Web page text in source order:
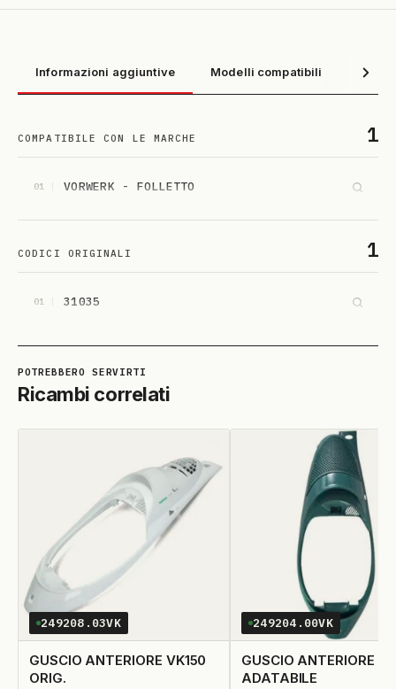
Informazioni aggiuntive Modelli compatibili
COMPATIBILE CON LE MARCHE 1
01 VORWERK - FOLLETTO
CODICI ORIGINALI 1
01 31035
Ricambi correlati
249208.03VK
GUSCIO ANTERIORE VK150
ORIG.
249204.00VK
GUSCIO ANTERIORE
ADATABILE